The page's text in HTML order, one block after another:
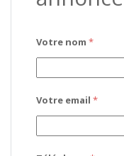
Votre nom *
Votre email *